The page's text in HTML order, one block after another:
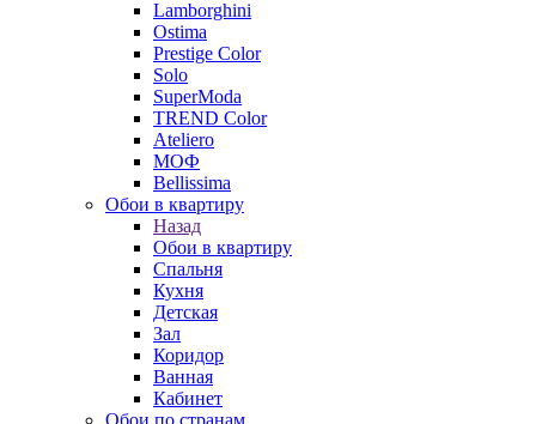
Lamborghini
Ostima
Prestige Color
Solo
SuperModa
TREND Color
Ateliero
МОФ
Bellissima
Обои в квартиру
Назад
Обои в квартиру
Спальня
Кухня
Детская
Зал
Коридор
Ванная
Кабинет